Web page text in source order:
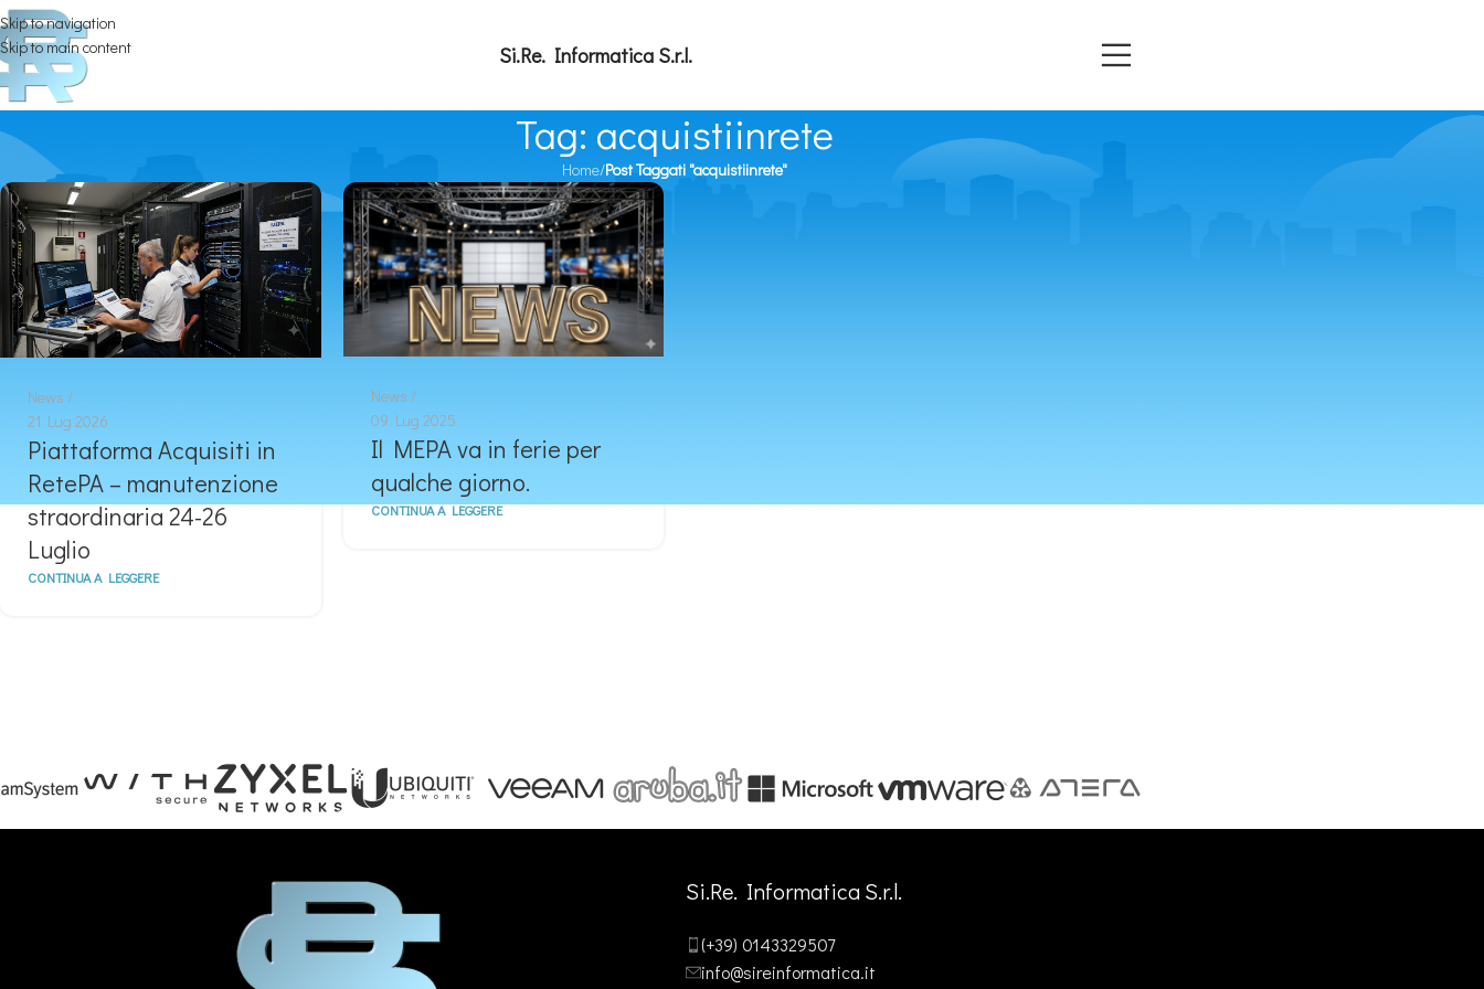
Skip to navigation
Skip to main content
Si.Re. Informatica S.r.l.
Tag: acquistiinrete
Home/Post Taggati "acquistiinrete"
News
21 Lug 2026
Piattaforma Acquisiti in
RetePA – manutenzione
straordinaria 24-26
Luglio
CONTINUA A LEGGERE
News
09 Lug 2025
Il MEPA va in ferie per
qualche giorno.
CONTINUA A LEGGERE
Si.Re. Informatica S.r.l.
(+39) 0143329507
info@sireinformatica.it